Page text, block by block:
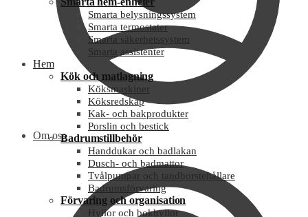
Om oss
Smarta belysningssystem
Smarta termostater
Smarta säkerhetssystem
Smarta assistenter
Hem
Kök och matlagning
Köksmaskiner
Köksredskap
Kak- och bakprodukter
Porslin och bestick
Badrumstillbehör
Handdukar och badlakan
Dusch- och badmattor
Tvålpumpar och tandborstehållare
Badrumsförvaring
Förvaring och organisation
Hyllor och bokhyllor